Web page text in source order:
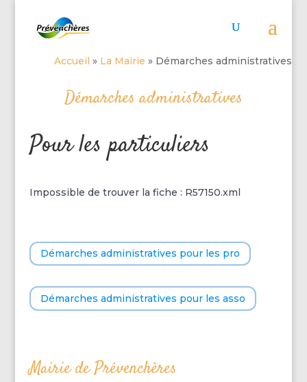
Accueil » La Mairie » Démarches administratives
Démarches administratives
Pour les particuliers
Impossible de trouver la fiche : R57150.xml
Démarches administratives pour les pro
Démarches administratives pour les asso
Mairie de Prévenchères